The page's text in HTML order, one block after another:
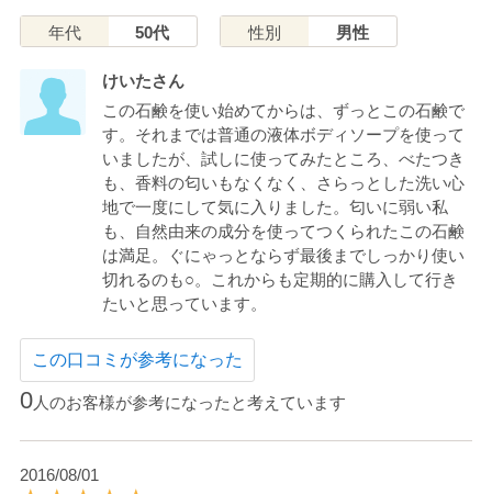
年代 50代 性別 男性
けいたさん
この石鹸を使い始めてからは、ずっとこの石鹸で
す。それまでは普通の液体ボディソープを使って
いましたが、試しに使ってみたところ、べたつき
も、香料の匂いもなくなく、さらっとした洗い心
地で一度にして気に入りました。匂いに弱い私
も、自然由来の成分を使ってつくられたこの石鹸
は満足。ぐにゃっとならず最後までしっかり使い
切れるのも○。これからも定期的に購入して行き
たいと思っています。
この口コミが参考になった
0人のお客様が参考になったと考えています
2016/08/01